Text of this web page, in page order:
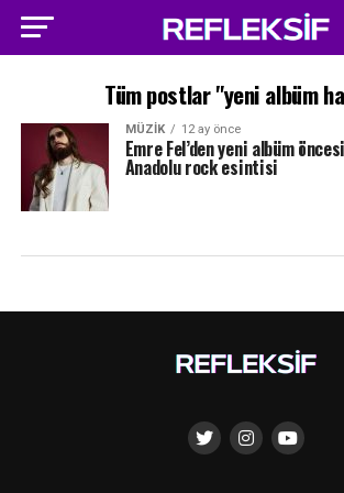
Tüm postlar "yeni albüm
MÜZIK 12 ay önce
Emre Fel’den yeni albüm
Anadolu rock esintisi